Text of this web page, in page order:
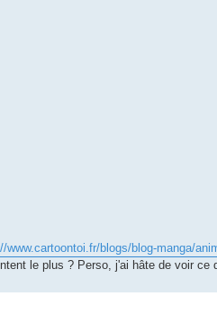
www.cartoontoi.fr/blogs/blog-manga/
le plus ? Perso, j'ai hâte de voir ce